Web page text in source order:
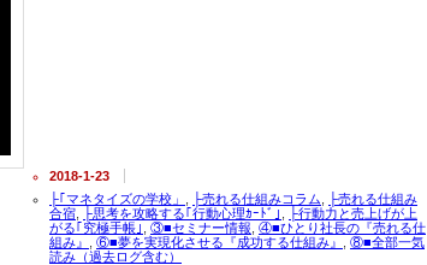
2018-1-23
├｢マネタイズの学校」
├売れる仕組みコラム
├売れる仕組み
合宿
├思考を攻略する｢行動心理ｶｰﾄﾞ｣
├行動力と売上げが上
がる｢究極手帳｣
③■セミナー情報 ④■ひとり社長の『売れる仕
組み』
⑥■夢を実現化させる『成功する仕組み』
⑧■全部一気
読み（過去ログ含む）